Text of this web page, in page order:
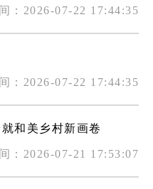
：2026-07-22 17:44:35
：2026-07-22 17:44:35
和美乡村新画卷
：2026-07-21 17:53:07